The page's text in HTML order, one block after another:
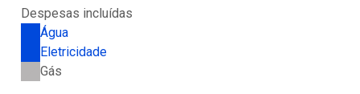
Despesas incluídas
Água
Eletricidade
Gás